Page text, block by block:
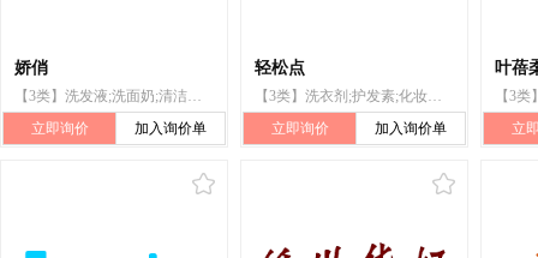
娇俏
【3类】洗发液;洗面奶;清洁制剂;研磨膏;香精油;美容面膜;化妆品;香水;指甲护剂;空气芳香剂
立即询价
加入询价单
轻松点
【3类】洗衣剂;护发素;化妆品;洗洁精;香精油;洗发液;个人清洁或祛味用阴道洗液;牙膏;上光剂;沐浴露
立即询价
加入询价单
叶蓓
立